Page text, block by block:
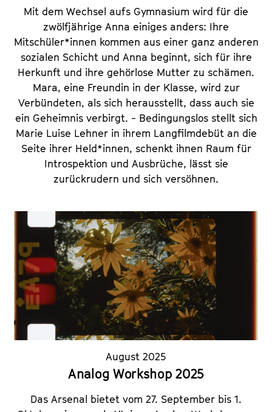
Mit dem Wechsel aufs Gymnasium wird für die
zwölfjährige Anna einiges anders: Ihre
Mitschüler*innen kommen aus einer ganz anderen
sozialen Schicht und Anna beginnt, sich für ihre
Herkunft und ihre gehörlose Mutter zu schämen.
Mara, eine Freundin in der Klasse, wird zur
Verbündeten, als sich herausstellt, dass auch sie
ein Geheimnis verbirgt. - Bedingungslos stellt sich
Marie Luise Lehner in ihrem Langfilmdebüt an die
Seite ihrer Held*innen, schenkt ihnen Raum für
Introspektion und Ausbrüche, lässt sie
zurückrudern und sich versöhnen.
August 2025
Analog Workshop 2025
Das Arsenal bietet vom 27. September bis 1.